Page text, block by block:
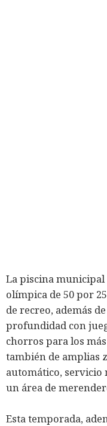
La piscina
olímpica de 50 por
de recreo, además
profundidad con
chorros para los
también de amplias
automático, servicio
un área de
Esta temporada,